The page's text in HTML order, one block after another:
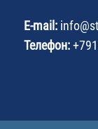
E-mail: info@
Телефон: